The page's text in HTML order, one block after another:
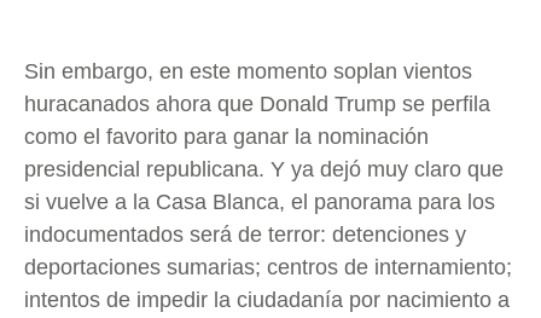
Sin embargo, en este momento soplan vientos
huracanados ahora que Donald Trump se perfila
como el favorito para ganar la nominación
presidencial republicana. Y ya dejó muy claro que
si vuelve a la Casa Blanca, el panorama para los
indocumentados será de terror: detenciones y
deportaciones sumarias; centros de internamiento;
intentos de impedir la ciudadanía por nacimiento a